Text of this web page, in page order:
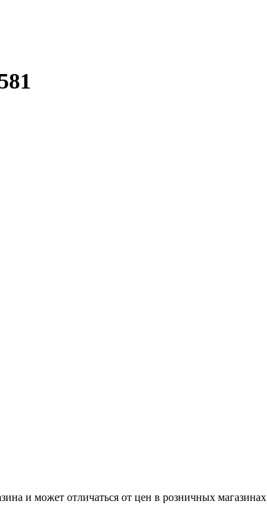
и может отличаться от цен в розничных магазинах